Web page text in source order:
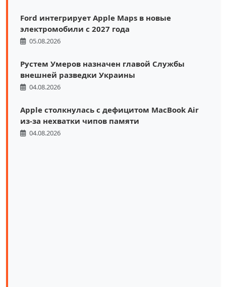
Ford интегрирует Apple Maps в новые
электромобили с 2027 года
05.08.2026
Рустем Умеров назначен главой Службы
внешней разведки Украины
04.08.2026
Apple столкнулась с дефицитом MacBook Air
из-за нехватки чипов памяти
04.08.2026